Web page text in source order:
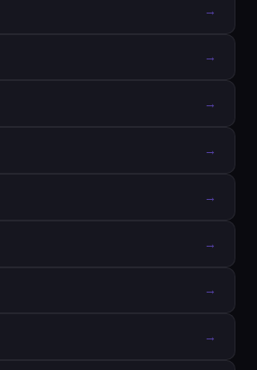
→
→
→
→
→
→
→
→